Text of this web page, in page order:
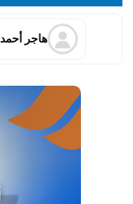
هاجر أحمد